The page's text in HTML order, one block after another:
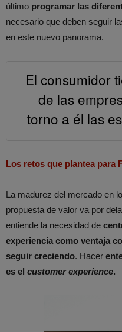
último programar las
necesario que deben seguir
en este nuevo panorama.
El consumidor
de las
torno a él las
Los retos que plantea para
La madurez del mercado en
propuesta de valor va por
entiende la necesidad de
experiencia como ventaja
seguir creciendo. Hacer
es el customer experience.